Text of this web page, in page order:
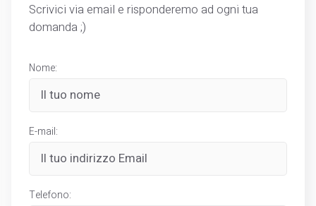
Scrivici via email e risponderemo ad ogni tua
domanda ;)
Nome:
E-mail:
Telefono: